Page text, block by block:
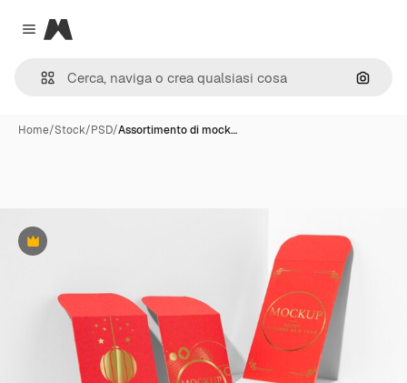
Close menu
Magnific
Cerca
Home/Stock/PSD/Assortimento di mock…
Premium